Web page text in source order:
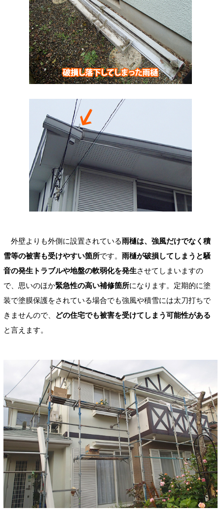
外壁よりも外側に設置されている雨樋は、強風だけでなく積
雪等の被害も受けやすい箇所です。 雨樋が破損してしまうと騒
音の発生トラブルや地盤の軟弱化を発生させてしまいますの
で、思いのほか緊急性の高い補修箇所になります。定期的に塗
装で塗膜保護をされている場合でも強風や積雪には太刀打ちで
きませんので、
どの住宅でも被害を受けてしまう可能性がある
と言えます。